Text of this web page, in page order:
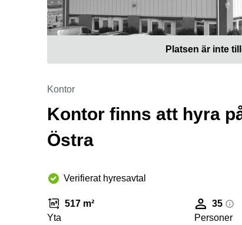
Platsen är inte
Kontor
Kontor finns att hyra
Östra
Verifierat hyresavtal
517 m²
Yta
35
Personer